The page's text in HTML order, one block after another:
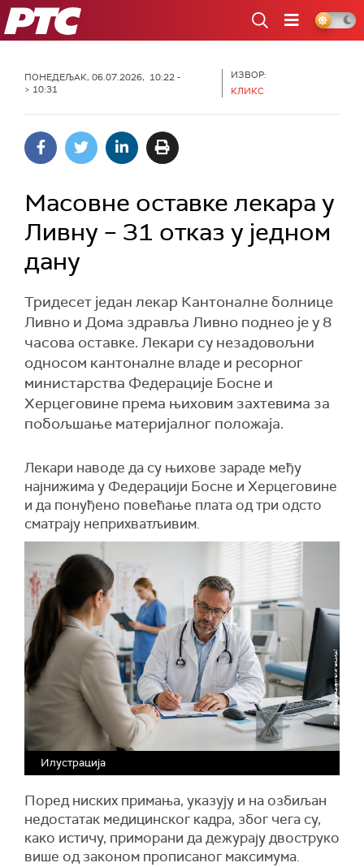
РТС
ПОНЕДЕЉАК, 06.07.2026, 10:22 -
> 10:31
ИЗВОР:
КЛИКС
Масовне оставке лекара у
Ливну – 31 отказ у једном
дану
Тридесет један лекар Кантоналне болнице
Ливно и Дома здравља Ливно поднео је у 8
часова оставке. Лекари су незадовољни
односом кантоналне владе и ресорног
министарства Федерације Босне и
Херцеговине према њиховим захтевима за
побољшање материјалног положаја.
Лекари наводе да су њихове зараде међу
најнижима у Федерацији Босне и Херцеговине
и да понуђено повећање плата од три одсто
сматрају неприхватљивим.
Илустрација
Поред ниских примања, указују и на озбиљан
недостатак медицинског кадра, због чега су,
како истичу, приморани да дежурају двоструко
више од законом прописаног максимума.